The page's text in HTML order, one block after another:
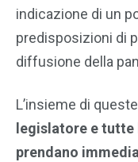
indicazione di un
predisposizioni di
diffusione della
L’insieme di
legislatore e
prendano